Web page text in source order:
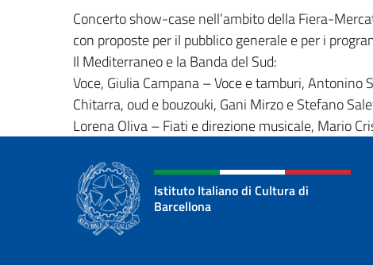
Concerto show-case nell’ambito della Fiera-
con proposte per il pubblico generale e per i
Il Mediterraneo e la Banda del Sud:
Voce, Giulia Campana – Voce e tamburi,
Chitarra, oud e bouzouki, Gani Mirzo e Stefano
Lorena Oliva – Fiati e direzione musicale, Mario
Istituto Italiano di Cultura di
Barcellona